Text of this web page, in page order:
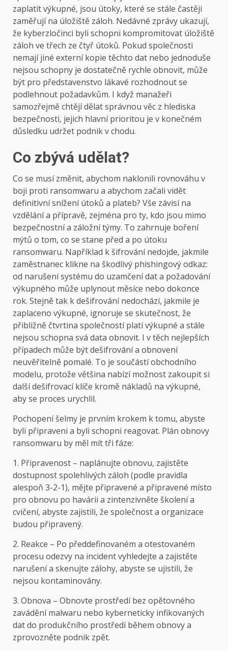
zaplatit výkupné, jsou útoky, které se stále častěji
zaměřují na úložiště záloh. Nedávné zprávy ukazují,
že kyberzločinci byli schopni kompromitovat úložiště
záloh ve třech ze čtyř útoků. Pokud společnosti
nemají jiné externí kopie těchto dat nebo jednoduše
nejsou schopny je dostatečně rychle obnovit, může
být pro představenstvo lákavé rozhodnout se
podlehnout požadavkům. I když manažeři
samozřejmě chtějí dělat správnou věc z hlediska
bezpečnosti, jejich hlavní prioritou je v konečném
důsledku udržet podnik v chodu.
Co zbývá udělat?
Co se musí změnit, abychom naklonili rovnováhu v
boji proti ransomwaru a abychom začali vidět
definitivní snížení útoků a plateb? Vše závisí na
vzdělání a přípravě, zejména pro ty, kdo jsou mimo
bezpečnostní a záložní týmy. To zahrnuje boření
mýtů o tom, co se stane před a po útoku
ransomwaru. Například k šifrování nedojde, jakmile
zaměstnanec klikne na škodlivý phishingový odkaz:
od narušení systému do uzamčení dat a požadování
výkupného může uplynout měsíce nebo dokonce
rok. Stejně tak k dešifrování nedochází, jakmile je
zaplaceno výkupné, ignoruje se skutečnost, že
přibližně čtvrtina společností platí výkupné a stále
nejsou schopna svá data obnovit. I v těch nejlepších
případech může být dešifrování a obnovení
neuvěřitelně pomalé. To je součástí obchodního
modelu, protože většina nabízí možnost zakoupit si
další dešifrovací klíče kromě nákladů na výkupné,
aby se proces urychlil.
Pochopení šelmy je prvním krokem k tomu, abyste
byli připraveni a byli schopni reagovat. Plán obnovy
ransomwaru by měl mít tři fáze:
1. Připravenost – naplánujte obnovu, zajistěte
dostupnost spolehlivých záloh (podle pravidla
alespoň 3-2-1), mějte připravené a připravené místo
pro obnovu po havárii a zintenzivněte školení a
cvičení, abyste zajistili, že společnost a organizace
budou připravený.
2. Reakce – Po předdefinovaném a otestovaném
procesu odezvy na incident vyhledejte a zajistěte
narušení a skenujte zálohy, abyste se ujistili, že
nejsou kontaminovány.
3. Obnova – Obnovte prostředí bez opětovného
zavádění malwaru nebo kyberneticky infikovaných
dat do produkčního prostředí během obnovy a
zprovozněte podnik zpět.